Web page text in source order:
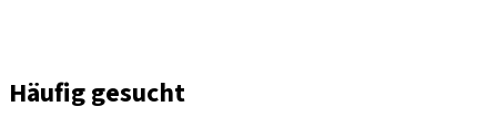
Häufig gesucht